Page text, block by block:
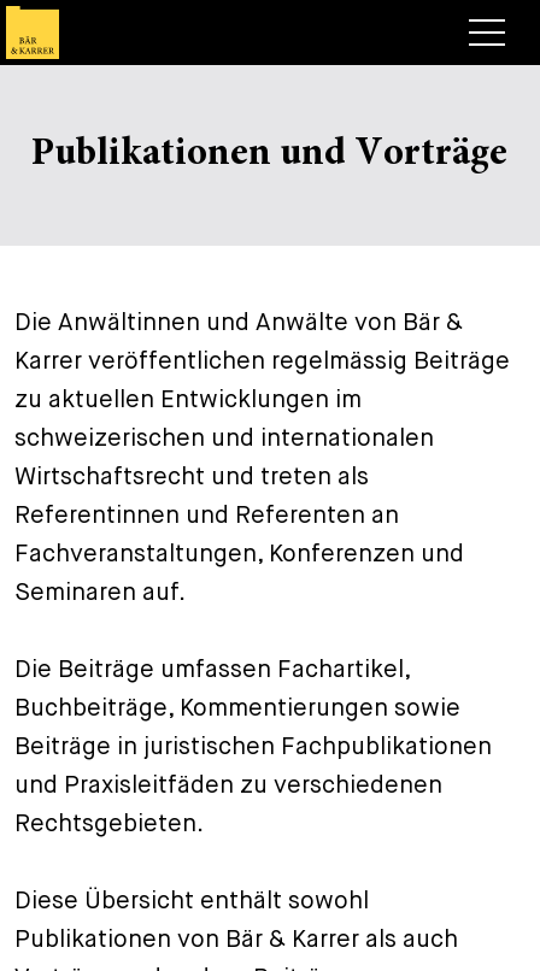
Expertise
Corporate News
Briefing
Publikation
Vortrag
Guide
+
Über Bär & Karrer
Karriere
Arbeiten bei uns
Übersicht
Substituten
Administration
Assistenzen
Stellen
Bewerbungsprozess
Spontanbewerbung
Ihre Karriere
+
Kontakt
Suche
Publikationen und Vorträge
Die Anwältinnen und Anwälte von Bär &
Karrer veröffentlichen regelmässig Beiträge
zu aktuellen Entwicklungen im
schweizerischen und internationalen
Wirtschaftsrecht und treten als
Referentinnen und Referenten an
Fachveranstaltungen, Konferenzen und
Seminaren auf.
Die Beiträge umfassen Fachartikel,
Buchbeiträge, Kommentierungen sowie
Beiträge in juristischen Fachpublikationen
und Praxisleitfäden zu verschiedenen
Rechtsgebieten.
Diese Übersicht enthält sowohl
Publikationen von Bär & Karrer als auch